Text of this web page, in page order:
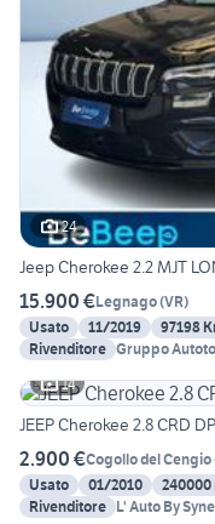
24
Jeep Cherokee 2.2 MJT
15.900 €Legnago(VR)
Usato
11/2019 97198
Rivenditore Gruppo
14
JEEP Cherokee 2.8 CRD
2.900 €Cogollo del Cengio
Usato
01/2010 240000
Rivenditore L' Auto By